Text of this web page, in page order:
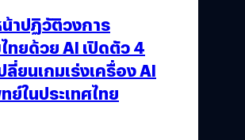
ประกอบด้วย 1. การใช้ปัญญา
าะห์ข้อมูลขั้นสูง (AI-driven Advanced
ขยายโครงสร้างระบบขึ้นไปบนคลาวด์
3. การสร้างประสบการณ์ลูกค้าให้เชื่อม
กัน…
น้าปฏิวัติวงการ
ทยด้วย AI เปิดตัว 4
ยนเกมเร่งเครื่อง AI
ในประเทศไทย